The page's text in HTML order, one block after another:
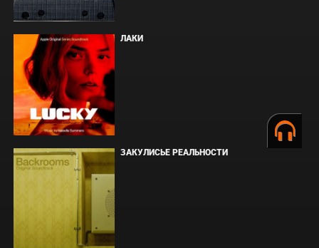
ЛАКИ
ЗАКУЛИСЬЕ РЕАЛЬНОСТИ